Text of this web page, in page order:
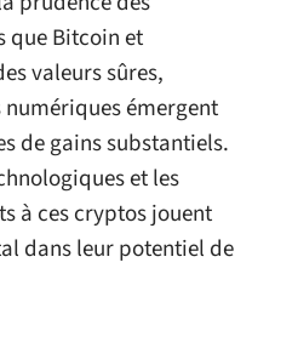
que Bitcoin et
valeurs sûres,
numériques émergent
de gains substantiels.
et les
à ces cryptos jouent
dans leur potentiel de